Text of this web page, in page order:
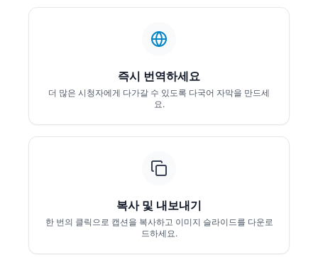
즉시 번역하세요
더 많은 시청자에게 다가갈 수 있도록 다국어 자막을 만드세
요.
복사 및 내보내기
한 번의 클릭으로 캡션을 복사하고 이미지 슬라이드를 다운로
드하세요.